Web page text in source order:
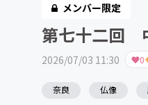
メンバー限定
第七十二回
2026/07/03 11:30 0
奈良 仏像